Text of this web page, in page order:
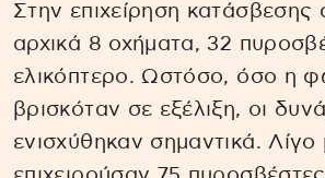
Στην επιχείρηση κατάσβεσης
αρχικά 8 οχήματα, 32
ελικόπτερο. Ωστόσο, όσο η
βρισκόταν σε εξέλιξη, οι
ενισχύθηκαν σημαντικά. Λίγο